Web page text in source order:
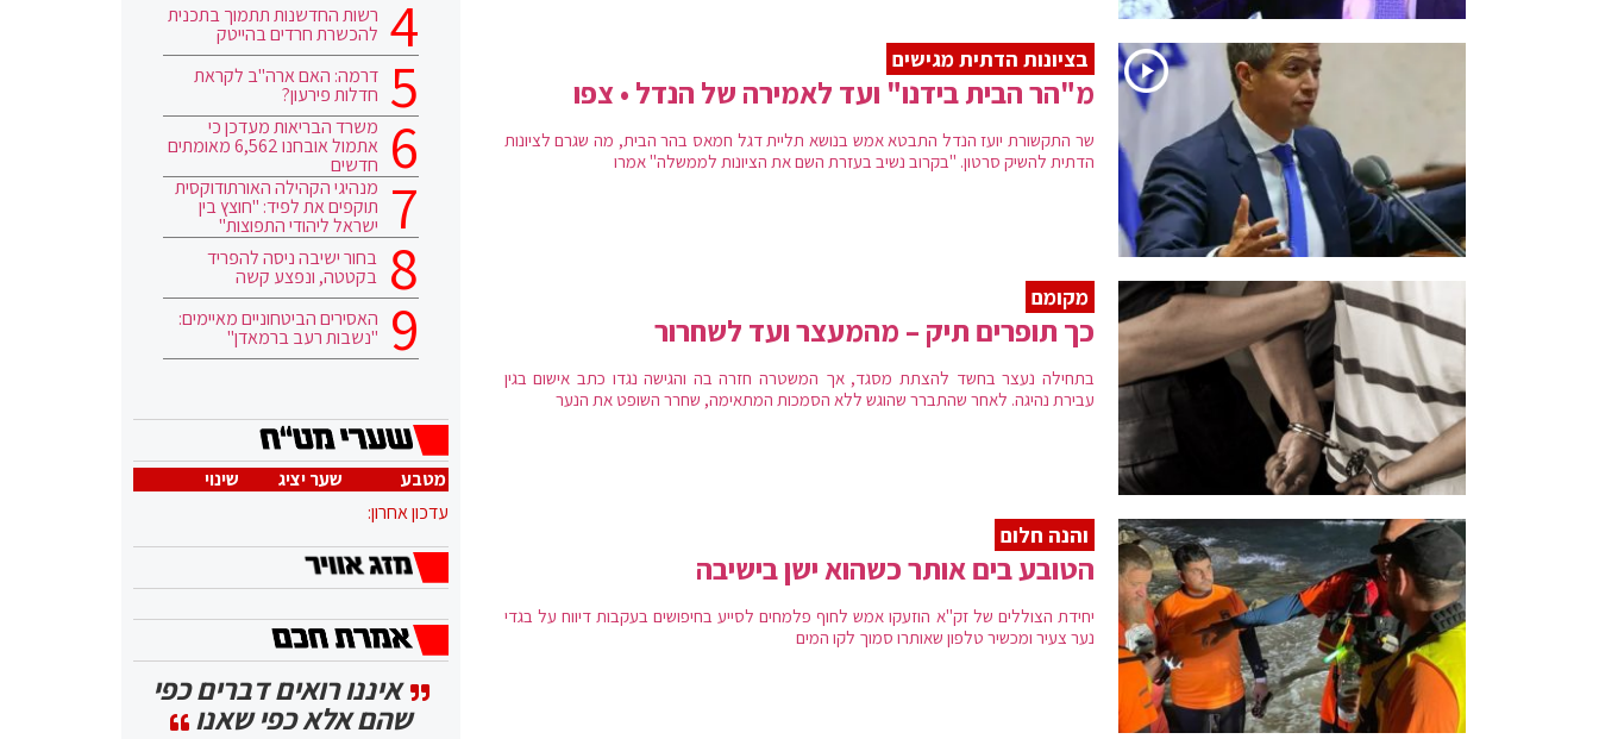
בציונות הדתית מגישים
מ"הר הבית בידנו" ועד לאמירה של הנדל • צפו
שר התקשורת יועז הנדל התבטא אמש בנושא תליית דגל חמאס בהר הבית, מה שגרם לציונות
הדתית להשיק סרטון. "בקרוב נשיב בעזרת השם את הציונות לממשלה" אמרו
מקומם
כך תופרים תיק – מהמעצר ועד לשחרור
בתחילה נעצר בחשד להצתת מסגד, אך המשטרה חזרה בה והגישה נגדו כתב אישום בגין
עבירת נהיגה. לאחר שהתברר שהוגש ללא הסמכות המתאימה, שחרר השופט את הנער
והנה חלום
הטובע בים אותר כשהוא ישן בישיבה
יחידת הצוללים של זק"א הוזעקו אמש לחוף פלמחים לסייע בחיפושים בעקבות דיווח על בגדי
נער צעיר ומכשיר טלפון שאותרו סמוך לקו המים
רשות החדשנות תתמוך בתכנית
להכשרת חרדים בהייטק
דרמה: האם ארה"ב לקראת
חדלות פירעון?
משרד הבריאות מעדכן כי
אתמול אובחנו 6,562 מאומתים
חדשים
מנהיגי הקהילה האורתודוקסית
תוקפים את לפיד: "חוצץ בין
ישראל ליהודי התפוצות"
בחור ישיבה ניסה להפריד
בקטטה, ונפצע קשה
האסירים הביטחוניים מאיימים:
"נשבות רעב ברמאדן"
מטבע שער יציג
שינוי
עדכון אחרון:
איננו רואים דברים כפי
שהם אלא כפי שאנו